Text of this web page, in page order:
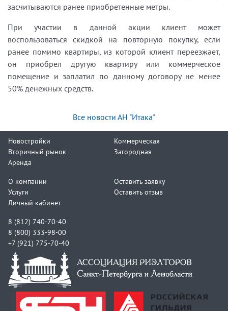
засчитываются ранее приобретенные метры.
При участии в данной акции клиент может
воспользоваться скидкой на повторную покупку, если
ранее помимо квартиры, из которой клиент переезжает,
он приобрел другую квартиру или коммерческое
помещение и заплатил по данному договору не менее
50% денежных средств.
Все новости АН "Итака"
Новостройки
Вторичный рынок
Аренда
Коммерческая
Загородная
О компании
Услуги
Личный кабинет
Оставить заявку
Оставить отзыв
8 (812) 740-70-40
8 (800) 333-98-00
+7 (921) 775-70-40